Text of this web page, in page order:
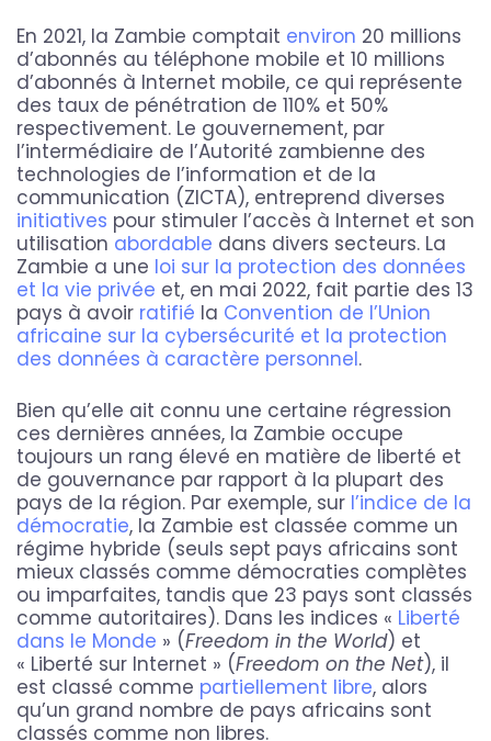
En 2021, la Zambie comptait environ 20 millions
d’abonnés au téléphone mobile et 10 millions
d’abonnés à Internet mobile, ce qui représente
des taux de pénétration de 110% et 50%
respectivement. Le gouvernement, par
l’intermédiaire de l’Autorité zambienne des
technologies de l’information et de la
communication (ZICTA), entreprend diverses
initiatives pour stimuler l’accès à Internet et son
utilisation abordable dans divers secteurs. La
Zambie a une loi sur la protection des données
et la vie privée et, en mai 2022, fait partie des 13
pays à avoir ratifié la Convention de l’Union
africaine sur la cybersécurité et la protection
des données à caractère personnel.
Bien qu’elle ait connu une certaine régression
ces dernières années, la Zambie occupe
toujours un rang élevé en matière de liberté et
de gouvernance par rapport à la plupart des
pays de la région. Par exemple, sur l’indice de la
démocratie, la Zambie est classée comme un
régime hybride (seuls sept pays africains sont
mieux classés comme démocraties complètes
ou imparfaites, tandis que 23 pays sont classés
comme autoritaires). Dans les indices « Liberté
dans le Monde » (Freedom in the World) et
« Liberté sur Internet » (Freedom on the Net), il
est classé comme partiellement libre, alors
qu’un grand nombre de pays africains sont
classés comme non libres.